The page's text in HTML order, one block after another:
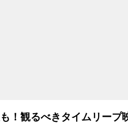
！観るべきタイムリープ